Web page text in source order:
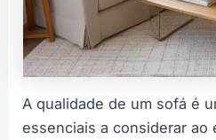
A qualidade de um sofá é
essenciais a considerar ao